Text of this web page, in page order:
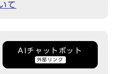
て
AIチャットボット
外部リンク